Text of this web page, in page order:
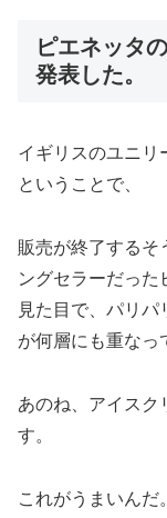
ピエネッタ
発表した。
イギリスのユニリ
ということで、
販売が終了するそ
ングセラーだった
見た目で、パリ
が何層にも重なっ
あのね、アイスク
す。
これがうまいんだ